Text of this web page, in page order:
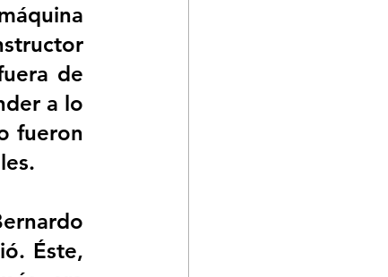
de
a lo
fueron
Éste,